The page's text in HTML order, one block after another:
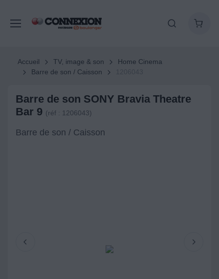
Accueil TV, image & son
Home Cinema
Barre de son / Caisson
Barre de son SONY Bravia Theatre
Bar 9 (réf : 1206043)
Barre de son / Caisson